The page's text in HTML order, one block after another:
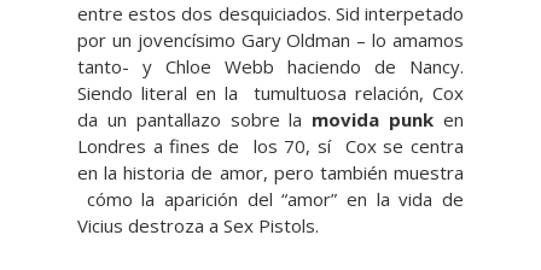
entre estos dos desquiciados. Sid interpetado
por un jovencísimo Gary Oldman – lo amamos
tanto- y Chloe Webb haciendo de Nancy.
Siendo literal en la tumultuosa relación, Cox
da un pantallazo sobre la movida punk en
Londres a fines de los 70, sí Cox se centra
en la historia de amor, pero también muestra
cómo la aparición del “amor” en la vida de
Vicius destroza a Sex Pistols.